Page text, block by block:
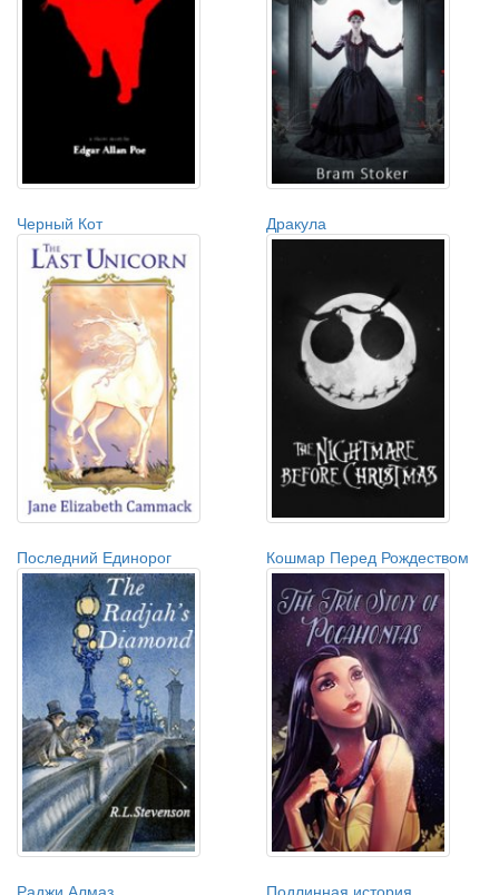
Черный Кот Дракула
Последний Единорог Кошмар Перед Рождеством
Раджи Алмаз Подлинная история